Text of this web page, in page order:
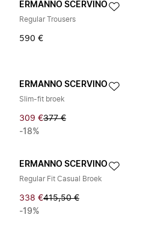
ERMANNO SCERVINO
Regular Trousers
590 €
ERMANNO SCERVINO
Slim-fit broek
309 €377 €
-18%
ERMANNO SCERVINO
Regular Fit Casual Broek
338 €415,50 €
-19%